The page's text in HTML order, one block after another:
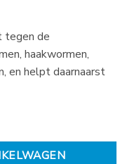
tegen de
haakwormen,
en helpt daarnaarst
- 2kg) aantal